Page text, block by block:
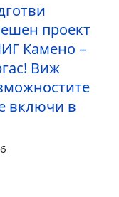
проект
Камено –
Виж
включи в